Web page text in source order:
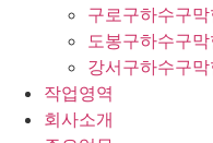
구로구하수구
도봉구하수구
강서구하수구
작업영역
회사소개